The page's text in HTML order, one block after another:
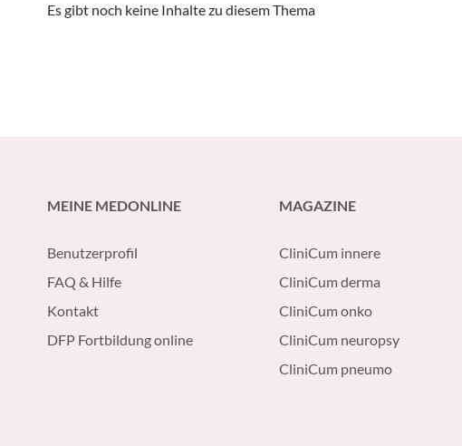
Es gibt noch keine Inhalte zu diesem Thema
MEINE MEDONLINE
Benutzerprofil
FAQ & Hilfe
Kontakt
DFP Fortbildung online
MAGAZINE
CliniCum innere
CliniCum derma
CliniCum onko
CliniCum neuropsy
CliniCum pneumo